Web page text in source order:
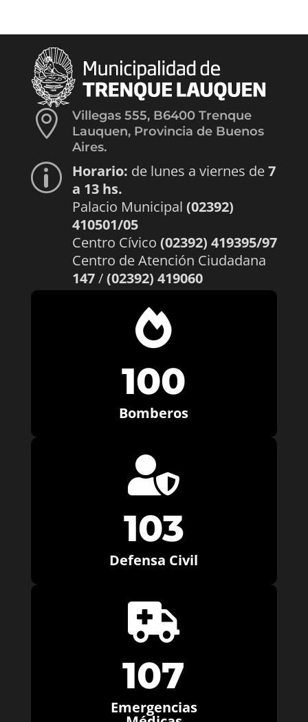

Villegas 555, B6400 Trenque
Lauquen, Provincia de Buenos
Aires.
p Horario: de lunes a viernes de7
a 13 hs.
Palacio Municipal (02392)
410501/05
Centro Cívico (02392) 419395/97
Centro de Atención Ciudadana
147/(02392) 419060

100
Bomberos

103
Defensa Civil

107
Emergencias